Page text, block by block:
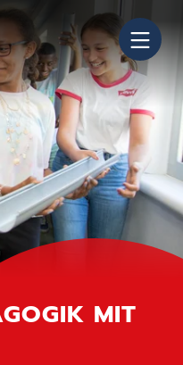
MIT